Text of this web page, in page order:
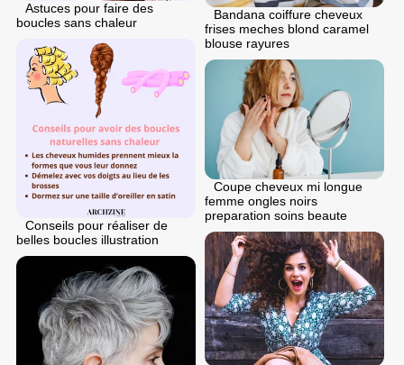
Astuces pour faire des
boucles sans chaleur
Bandana coiffure cheveux
frises meches blond caramel
blouse rayures
Conseils pour réaliser de
belles boucles illustration
Coupe cheveux mi longue
femme ongles noirs
preparation soins beaute